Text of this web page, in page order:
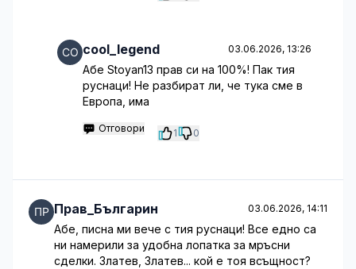
cool_legend 03.06.2026, 13:26
Абе Stoyan13 прав си на 100%! Пак тия
руснаци! Не разбират ли, че тука сме в
Европа, има
Отговори 1 0
Прав_Българин 03.06.2026, 14:11
Абе, писна ми вече с тия руснаци! Все едно са
ни намерили за удобна лопатка за мръсни
сделки. Златев, Златев... кой е тоя всъщност?